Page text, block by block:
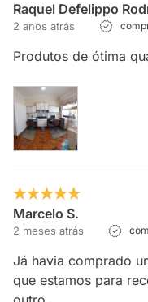
Raquel Defelippo
2 anos atrás
Produtos de ótima
Marcelo S.
2 meses atrás
Já havia comprado
que estamos para